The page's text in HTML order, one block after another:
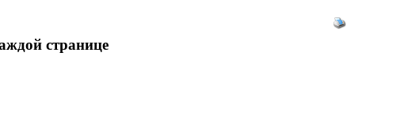
странице